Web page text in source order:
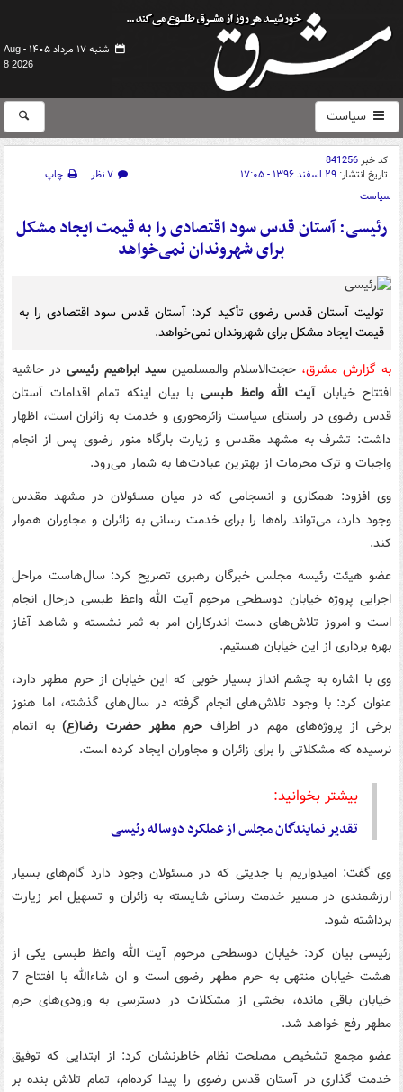
شنبه ۱۷ مرداد ۱۴۰۵ -
Aug
8 2026
سیاست
کد خبر841256
تاریخ انتشار: ۲۹ اسفند ۱۳۹۶ - ۱۷:۰۵ ۷ نظر
چاپ
سیاست
رئیسی: آستان قدس سود اقتصادی را به قیمت ایجاد مشکل
برای شهروندان نمی‌خواهد
تولیت آستان قدس رضوی تأکید کرد: آستان قدس سود اقتصادی را به
قیمت ایجاد مشکل برای شهروندان نمی‌خواهد.
به گزارش مشرق، حجت‌الاسلام والمسلمین سید ابراهیم رئیسی در حاشیه
افتتاح خیابان آیت الله واعظ طبسی با بیان اینکه تمام اقدامات آستان
قدس رضوی در راستای سیاست زائرمحوری و خدمت به زائران است، اظهار
داشت: تشرف به مشهد مقدس و زیارت بارگاه منور رضوی پس از انجام
واجبات و ترک محرمات از بهترین عبادت‌ها به شمار می‌رود.
وی افزود: همکاری و انسجامی که در میان مسئولان در مشهد مقدس
وجود دارد، می‌تواند راه‌ها را برای خدمت رسانی به زائران و مجاوران هموار
کند.
عضو هیئت رئیسه مجلس خبرگان رهبری تصریح کرد: سال‌هاست مراحل
اجرایی پروژه خیابان دوسطحی مرحوم آیت الله واعظ طبسی درحال انجام
است و امروز تلاش‌های دست اندرکاران امر به ثمر نشسته و شاهد آغاز
بهره برداری از این خیابان هستیم.
وی با اشاره به چشم انداز بسیار خوبی که این خیابان از حرم مطهر دارد،
عنوان کرد: با وجود تلاش‌های انجام گرفته در سال‌های گذشته، اما هنوز
برخی از پروژه‌های مهم در اطراف حرم مطهر حضرت رضا(ع)به اتمام
نرسیده که مشکلاتی را برای زائران و مجاوران ایجاد کرده است.
بیشتر بخوانید:
تقدیر نمایندگان مجلس از عملکرد دوساله رئیسی
وی گفت: امیدواریم با جدیتی که در مسئولان وجود دارد گام‌های بسیار
ارزشمندی در مسیر خدمت رسانی شایسته به زائران و تسهیل امر زیارت
برداشته شود.
رئیسی بیان کرد: خیابان دوسطحی مرحوم آیت الله واعظ طبسی یکی از
هشت خیابان منتهی به حرم مطهر رضوی است و ان شاءالله با افتتاح 7
خیابان باقی مانده، بخشی از مشکلات در دسترسی به ورودی‌های حرم
مطهر رفع خواهد شد.
عضو مجمع تشخیص مصلحت نظام خاطرنشان کرد: از ابتدایی که توفیق
خدمت گذاری در آستان قدس رضوی را پیدا کرده‌ام، تمام تلاش بنده بر